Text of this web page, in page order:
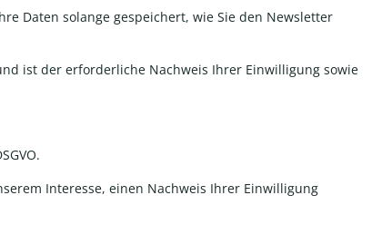
Daten solange gespeichert, wie Sie den Newsletter
ist der erforderliche Nachweis Ihrer Einwilligung sowie
.
Interesse, einen Nachweis Ihrer Einwilligung